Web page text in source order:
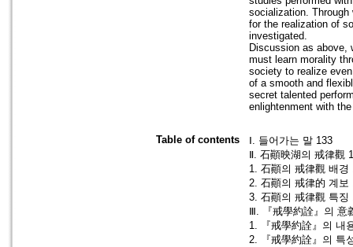
socialization.
for the realization of
investigated.
Discussion as above,
must learn morality
society to realize
of a smooth and
secret talented
enlightenment with
Table of contents
Ⅰ. 들어가는 말 133
Ⅱ. 石顚映湖의 戒律觀
1. 石顚의 戒律觀 배경
2. 石顚의 戒律的 계보
3. 石顚의 戒律觀 특징
Ⅲ. 『戒學約詮』의 意
1. 『戒學約詮』의 내
2. 『戒學約詮』의 특